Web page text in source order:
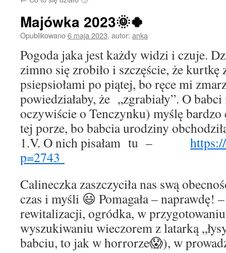
Majówka 2023🌞🍀
Opublikowano6 maja 2023, autor: anka
Pogoda jaka jest każdy widzi i czuje.
zimno się zrobiło i szczęście, że kurtkę
psiepsiołami po piątej, bo ręce mi
powiedziałaby, że „zgrabiały”. O
oczywiście o Tenczynku) myślę
tej porze, bo babcia urodziny
1.V. O nich pisałam tu –
p=2743
Calineczka zaszczyciła nas swą
czas i myśli 😃 Pomagała – naprawdę!
rewitalizacji, ogródka, w
wyszukiwaniu wieczorem z latarką
babciu, to jak w horrorze😱), w